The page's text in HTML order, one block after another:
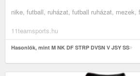
nike, futball, ruházat, futball ruházat, mezek,
11teamsports.hu
Hasonlók, mint M NK DF STRP DVSN V JSY SS